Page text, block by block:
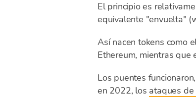
El principio es
equivalente "envuelta"
Así nacen tokens como
Ethereum, mientras que
Los puentes
en 2022, los ataques de